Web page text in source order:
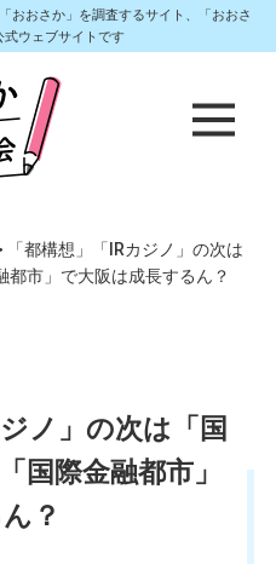
おおさか」を調査するサイト、「おおさ
ウェブサイトです
「都構想」「IRカジノ」の次は
都市」で大阪は成長するん？
ノ」の次は「国
国際金融都市」
？